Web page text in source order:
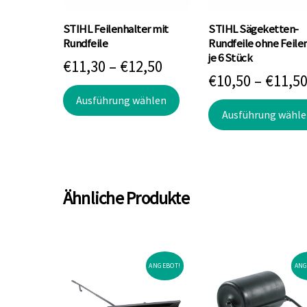
STIHL Feilenhalter mit
Rundfeile
€11,30 – €12,50 Preisspanne:
€11,30
bis
Ausführung wählen
Dieses
Produkt
Die
auf
der
Produktseite
STIHL Sägeketten-
Rundfeile ohne
je 6 Stück
€10,50 – €11,50
Ausführung
Ähnliche Produkte
ANGEBOT!